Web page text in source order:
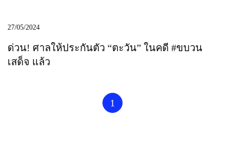
27/05/2024
ด่วน! ศาลให้ประกันตัว “ตะวัน” ในคดี #ขบวน
เสด็จ แล้ว
1